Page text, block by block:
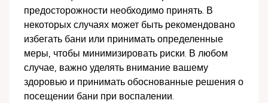
предосторожности необходимо принять. В
некоторых случаях может быть рекомендовано
избегать бани или принимать определенные
меры, чтобы минимизировать риски. В любом
случае, важно уделять внимание вашему
здоровью и принимать обоснованные решения о
посещении бани при воспалении.